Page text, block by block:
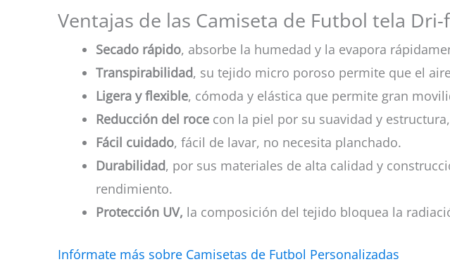
Ventajas de las Camiseta de Futbol tela
Secado rápido, absorbe la humedad y la evapora
Transpirabilidad, su tejido micro poroso permite que el
Ligera y flexible, cómoda y elástica que permite gran
Reducción del roce con la piel por su suavidad y
Fácil cuidado, fácil de lavar, no necesita planchado.
Durabilidad, por sus materiales de alta calidad y
rendimiento.
Protección UV, la composición del tejido bloquea la
Infórmate más sobre Camisetas de Futbol Personalizadas